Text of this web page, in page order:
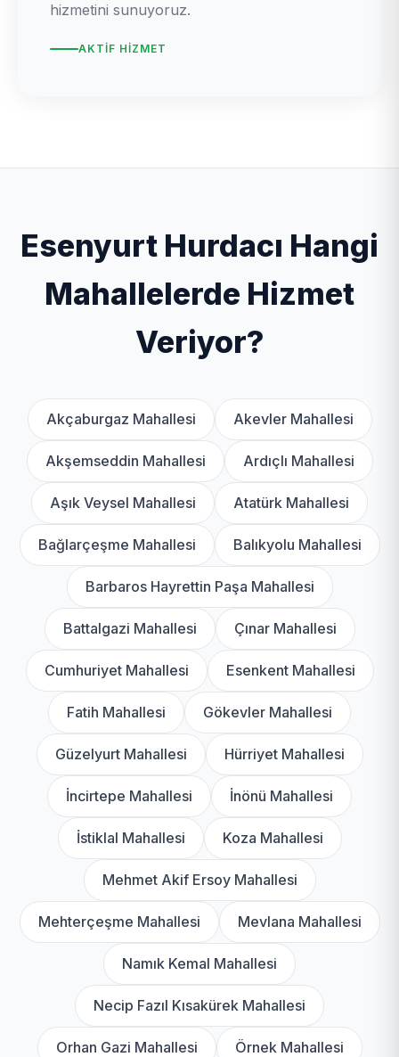
hizmetini sunuyoruz.
AKTIF HIZMET
Esenyurt Hurdacı Hangi
Mahallelerde Hizmet
Veriyor?
Akçaburgaz Mahallesi Akevler Mahallesi
Akşemseddin Mahallesi Ardıçlı Mahallesi
Aşık Veysel Mahallesi Atatürk Mahallesi
Bağlarçeşme Mahallesi Balıkyolu Mahallesi
Barbaros Hayrettin Paşa Mahallesi
Battalgazi Mahallesi Çınar Mahallesi
Cumhuriyet Mahallesi Esenkent Mahallesi
Fatih Mahallesi Gökevler Mahallesi
Güzelyurt Mahallesi Hürriyet Mahallesi
İncirtepe Mahallesi İnönü Mahallesi
İstiklal Mahallesi Koza Mahallesi
Mehmet Akif Ersoy Mahallesi
Mehterçeşme Mahallesi Mevlana Mahallesi
Namık Kemal Mahallesi
Necip Fazıl Kısakürek Mahallesi
Orhan Gazi Mahallesi Örnek Mahallesi